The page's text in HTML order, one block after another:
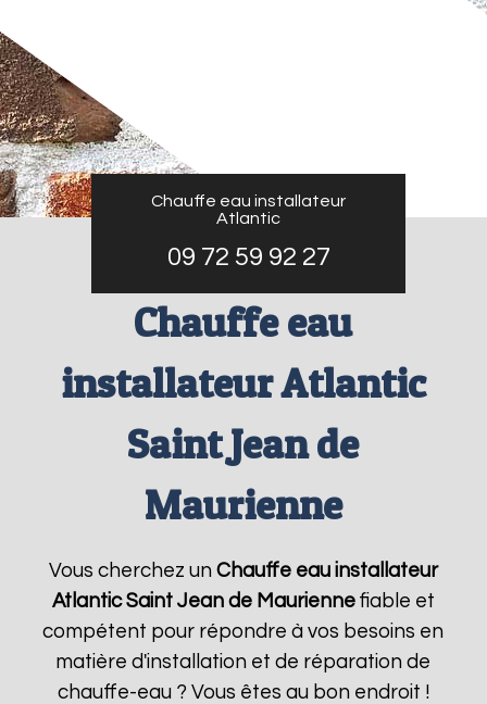
Chauffe eau installateur
Atlantic
09 72 59 92 27
Chauffe eau
installateur Atlantic
Saint Jean de
Maurienne
Vous cherchez un Chauffe eau installateur
Atlantic Saint Jean de Mauriennefiable et
compétent pour répondre à vos besoins en
matière d'installation et de réparation de
chauffe-eau ? Vous êtes au bon endroit !